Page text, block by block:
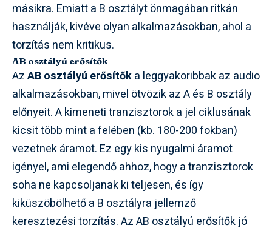
másikra. Emiatt a B osztályt önmagában ritkán
használják, kivéve olyan alkalmazásokban, ahol a
torzítás nem kritikus.
AB osztályú erősítők
AzAB osztályú erősítőka leggyakoribbak az audio
alkalmazásokban, mivel ötvözik az A és B osztály
előnyeit. A kimeneti tranzisztorok a jel ciklusának
kicsit több mint a felében (kb. 180-200 fokban)
vezetnek áramot. Ez egy kis nyugalmi áramot
igényel, ami elegendő ahhoz, hogy a tranzisztorok
soha ne kapcsoljanak ki teljesen, és így
kiküszöbölhető a B osztályra jellemző
keresztezési torzítás. Az AB osztályú erősítők jó